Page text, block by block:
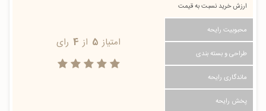
ارزش خرید نسبت به قیمت
محبوبیت رایحه
طراحی و بسته بندی
ماندگاری رایحه
پخش رایحه
امتیاز 5 از 4 رای